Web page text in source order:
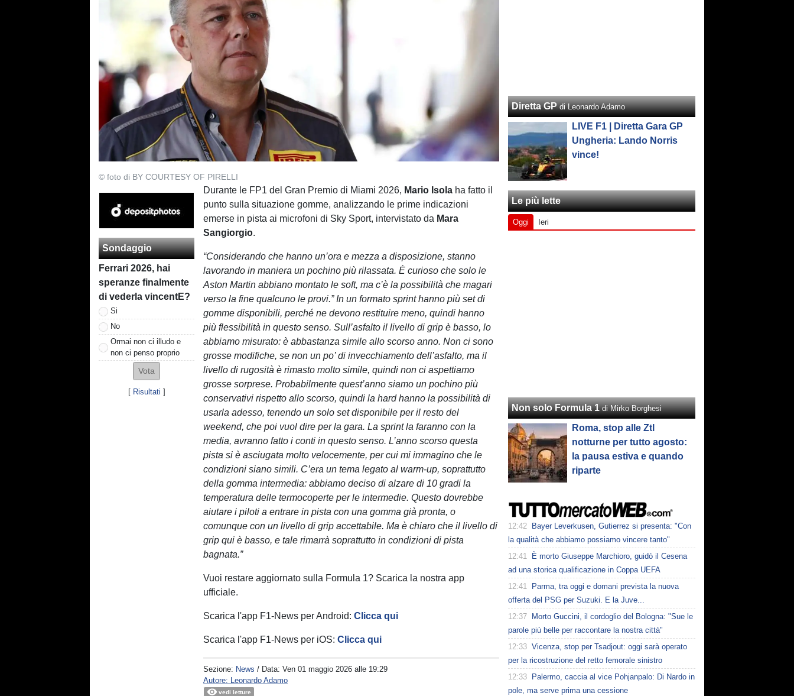
© foto di BY COURTESY OF PIRELLI
Sondaggio
Ferrari 2026, hai
speranze finalmente
di vederla vincentE?
Si
No
Ormai non ci illudo e
non ci penso proprio
[ Risultati ]
Durante le FP1 del Gran Premio di Miami 2026, Mario Isola ha fatto il
punto sulla situazione gomme, analizzando le prime indicazioni
emerse in pista ai microfoni di Sky Sport, intervistato da Mara
Sangiorgio.
“Considerando che hanno un’ora e mezza a disposizione, stanno
lavorando in maniera un pochino più rilassata. È curioso che solo le
Aston Martin abbiano montato le soft, ma c’è la possibilità che magari
verso la fine qualcuno le provi.” In un formato sprint hanno più set di
gomme disponibili, perché ne devono restituire meno, quindi hanno
più flessibilità in questo senso. Sull’asfalto il livello di grip è basso, lo
abbiamo misurato: è abbastanza simile allo scorso anno. Non ci sono
grosse modifiche, se non un po’ di invecchiamento dell’asfalto, ma il
livello di rugosità è rimasto molto simile, quindi non ci aspettiamo
grosse sorprese. Probabilmente quest’anno siamo un pochino più
conservativi rispetto allo scorso, quindi la hard hanno la possibilità di
usarla adesso, tenendo un solo set disponibile per il resto del
weekend, che poi vuol dire per la gara. La sprint la faranno con la
media, avranno fatto i conti in questo senso. L’anno scorso questa
pista si è asciugata molto velocemente, per cui mi immagino che le
condizioni siano simili. C’era un tema legato al warm-up, soprattutto
della gomma intermedia: abbiamo deciso di alzare di 10 gradi la
temperatura delle termocoperte per le intermedie. Questo dovrebbe
aiutare i piloti a entrare in pista con una gomma già pronta, o
comunque con un livello di grip accettabile. Ma è chiaro che il livello di
grip qui è basso, e tale rimarrà soprattutto in condizioni di pista
bagnata.”
Vuoi restare aggiornato sulla Formula 1? Scarica la nostra app
ufficiale.
Scarica l'app F1-News per Android:Clicca qui
Scarica l'app F1-News per iOS:Clicca qui
Sezione: News / Data:Ven 01 maggio 2026 alle 19:29
Autore: Leonardo Adamo
vedi letture
Diretta GP di Leonardo Adamo
LIVE F1 | Diretta Gara GP
Ungheria: Lando Norris
vince!
Le più lette
Oggi Ieri
Non solo Formula 1 di Mirko Borghesi
Roma, stop alle Ztl
notturne per tutto agosto:
la pausa estiva e quando
riparte
12:42
Bayer Leverkusen, Gutierrez si presenta: "Con
la qualità che abbiamo possiamo vincere tanto"
12:41
È morto Giuseppe Marchioro, guidò il Cesena
ad una storica qualificazione in Coppa UEFA
12:41
Parma, tra oggi e domani prevista la nuova
offerta del PSG per Suzuki. E la Juve...
12:37
Morto Guccini, il cordoglio del Bologna: "Sue le
parole più belle per raccontare la nostra città"
12:33 Vicenza, stop per Tsadjout: oggi sarà operato
per la ricostruzione del retto femorale sinistro
12:33
Palermo, caccia al vice Pohjanpalo: Di Nardo in
pole, ma serve prima una cessione